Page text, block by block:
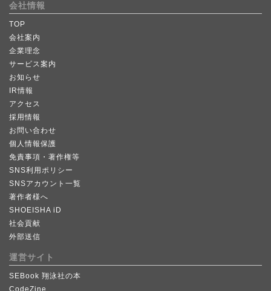
会社情報
TOP
会社案内
企業理念
サービス案内
お知らせ
IR情報
アクセス
採用情報
お問い合わせ
個人情報保護
免責事項・著作権等
SNS利用ポリシー
SNSアカウント一覧
著作者様へ
SHOEISHA iD
社会貢献
外部送信
運営サイト
SEBook 翔泳社の本